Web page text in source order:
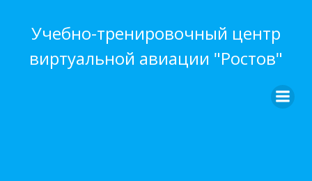
содержимому
Учебно-тренировочный центр
виртуальной авиации "Ростов"